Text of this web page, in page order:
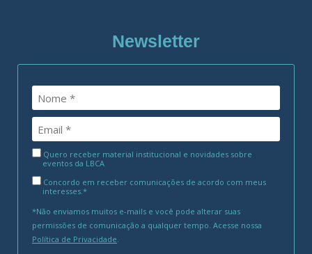
Newsletter
Quero receber material institucional e novidades sobre
eventos da LBCA
Concordo em receber comunicações de acordo com meus
interesses.*
*Não enviamos muitos e-mails e você pode alterar suas
permissões de comunicação a qualquer tempo. Acesse nossa
Política de Privacidade